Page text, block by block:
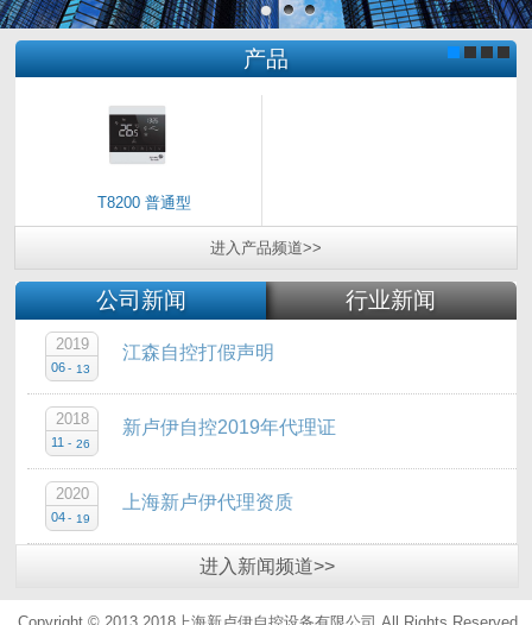
产品
T8200 普通型
进入 产品频道>>
公司新闻 行业新闻
江森自控打假声明
2019
06 - 13
新卢伊自控2019年代理证
2018
11 - 26
上海新卢伊代理资质
2020
04 - 19
进入 新闻频道>>